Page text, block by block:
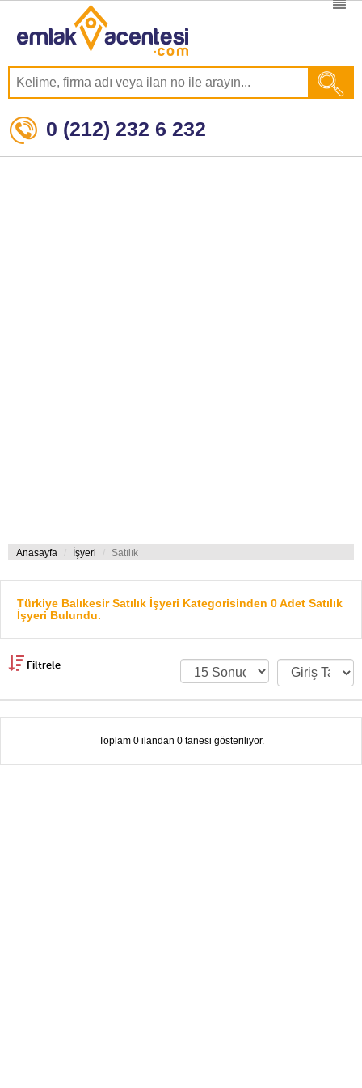
0 (212) 232 6 232
Anasayfa İşyeri Satılık
Türkiye Balıkesir Satılık İşyeri Kategorisinden 0 Adet Satılık
İşyeri Bulundu.
Filtrele
Toplam 0 ilandan 0 tanesi gösteriliyor.